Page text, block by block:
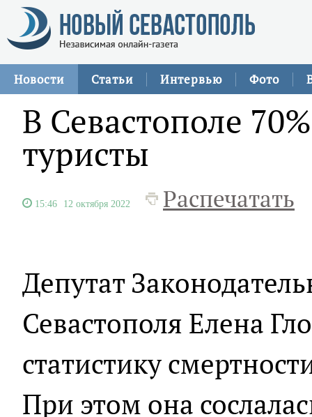
Новости Статьи Интервью Фото
В Севастополе
туристы
15:46 12 октября 2022 Распечатать
Депутат
Севастополя Елена
статистику
При этом она